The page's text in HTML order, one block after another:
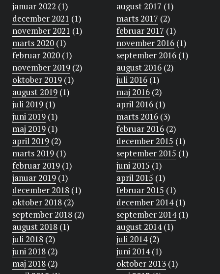
januar 2022 (1)
december 2021 (1)
november 2021 (1)
marts 2020 (1)
februar 2020 (1)
november 2019 (2)
oktober 2019 (1)
august 2019 (1)
juli 2019 (1)
juni 2019 (1)
maj 2019 (1)
april 2019 (2)
marts 2019 (1)
februar 2019 (1)
januar 2019 (1)
december 2018 (1)
oktober 2018 (2)
september 2018 (2)
august 2018 (1)
juli 2018 (2)
juni 2018 (2)
maj 2018 (2)
august 2017 (1)
marts 2017 (2)
februar 2017 (1)
november 2016(1)
september 2016(1)
august 2016(2)
juli 2016(1)
maj 2016(2)
april 2016(1)
marts 2016(3)
februar 2016(2)
december 2015 (1)
september 2015 (1)
juni 2015 (1)
april 2015 (1)
februar 2015 (1)
december 2014(1)
september 2014(1)
august 2014(1)
juli 2014(2)
juni 2014(1)
oktober 2013(1)